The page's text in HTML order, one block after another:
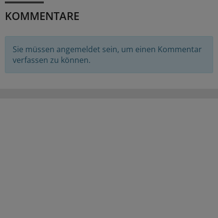
KOMMENTARE
Sie müssen angemeldet sein, um einen Kommentar
verfassen zu können.